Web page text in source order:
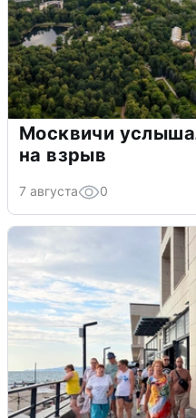
Москвичи
на взрыв
7 августа 0